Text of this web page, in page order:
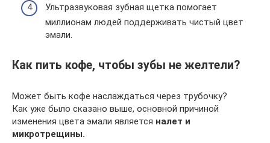
Ультразвуковая зубная щетка помогает
миллионам людей поддерживать чистый цвет
эмали.
Как пить кофе, чтобы зубы не желтели?
Может быть кофе наслаждаться через трубочку?
Как уже было сказано выше, основной причиной
изменения цвета эмали является налет и
микротрещины.